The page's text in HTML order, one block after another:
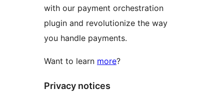
with our payment orchestration
plugin and revolutionize the way
you handle payments.
Want to learn more?
Privacy notices